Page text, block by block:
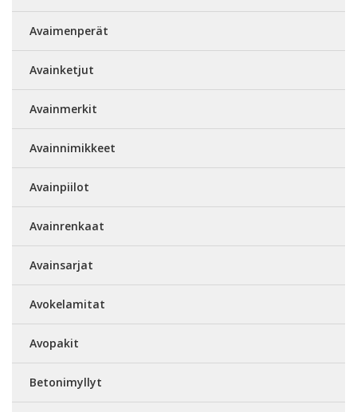
Avaimenperät
Avainketjut
Avainmerkit
Avainnimikkeet
Avainpiilot
Avainrenkaat
Avainsarjat
Avokelamitat
Avopakit
Betonimyllyt